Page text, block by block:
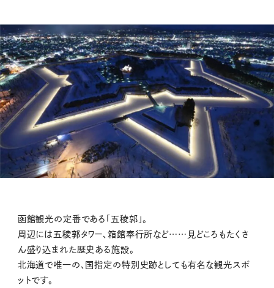
函館観光の定番である「五稜郭」。
周辺には五稜郭タワー、箱館奉行所など……見どころもたくさ
ん盛り込まれた歴史ある施設。
北海道で唯一の、国指定の特別史跡としても有名な観光スポ
ットです。